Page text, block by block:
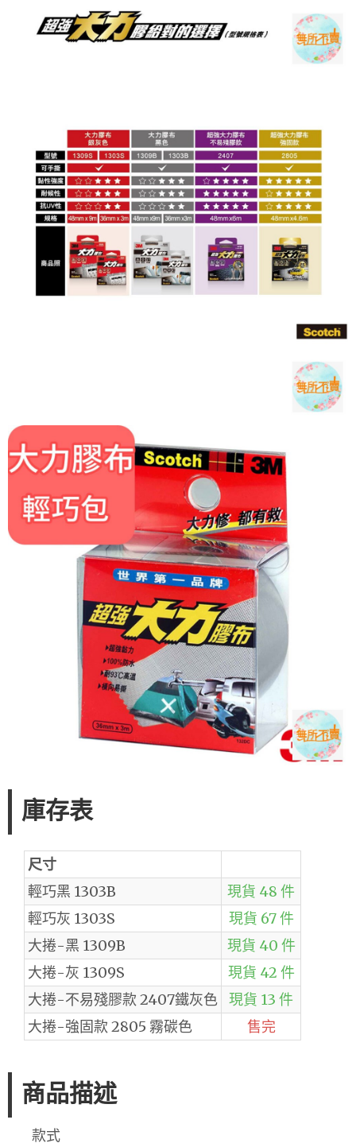
庫存表
尺寸
輕巧黑 1303B
現貨 48 件
輕巧灰 1303S
現貨 67 件
大捲-黑 1309B
現貨 40 件
大捲-灰 1309S
現貨 42 件
大捲-不易殘膠款 2407鐵灰色
現貨 13 件
大捲-強固款 2805 霧碳色
售完
商品描述
款式